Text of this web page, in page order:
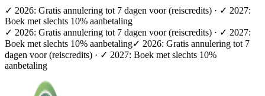
✓ 2026: Gratis annulering tot 7 dagen voor (reiscredits) · ✓ 2027:
Boek met slechts 10% aanbetaling
✓ 2026: Gratis annulering tot 7 dagen voor (reiscredits) · ✓ 2027:
Boek met slechts 10% aanbetaling✓ 2026: Gratis annulering tot 7
dagen voor (reiscredits) · ✓ 2027: Boek met slechts 10%
aanbetaling